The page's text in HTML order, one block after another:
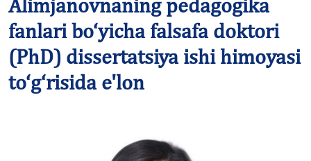
fanlari bo‘yicha falsafa doktori
(PhD) dissertatsiya ishi himoyasi
to‘g‘risida e'lon